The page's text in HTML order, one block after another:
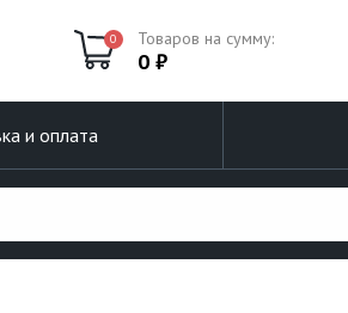
0 Товаров на сумму:
0 ₽
и оплата